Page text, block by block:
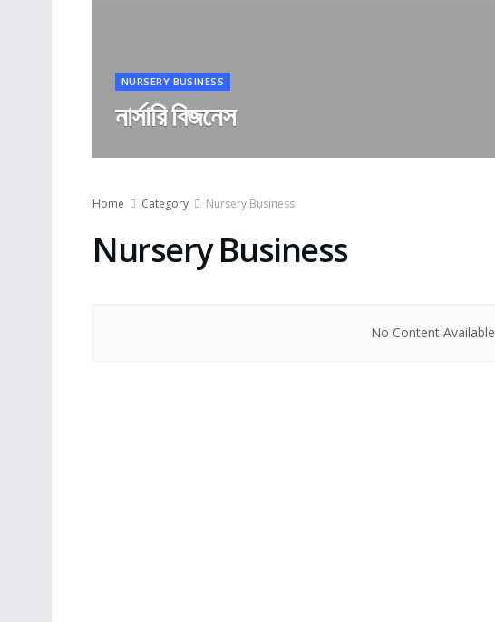
NURSERY BUSINESS
নার্সারি বিজনেস
Home Category Nursery Business
Nursery Business
No Content Available